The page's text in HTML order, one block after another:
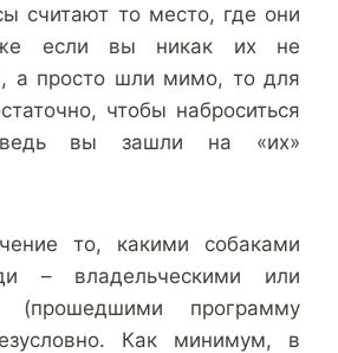
считают то место, где они
если вы никак их не
а просто шли мимо, то для
чтобы наброситься
вы зашли на «их»
то, какими собаками
– владельческими или
(прошедшими программу
Как минимум, в